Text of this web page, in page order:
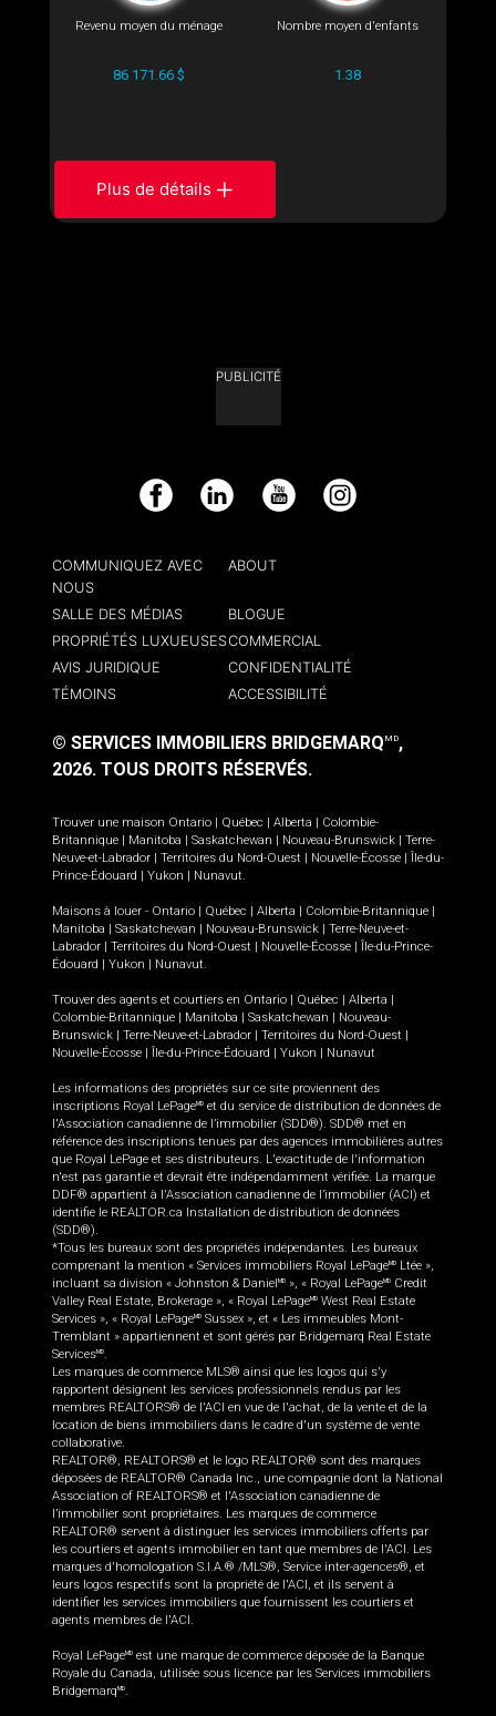
Revenu moyen du ménage
86 171.66 $
Nombre moyen d'enfants
1.38
Plus de détails
PUBLICITÉ
Facebook LinkedIn YouTube Instagram
COMMUNIQUEZ AVEC
NOUS
ABOUT
SALLE DES MÉDIAS
BLOGUE
PROPRIÉTÉS LUXUEUSESCOMMERCIAL
AVIS JURIDIQUE
CONFIDENTIALITÉ
TÉMOINS
ACCESSIBILITÉ
© SERVICES IMMOBILIERS BRIDGEMARQ MD,
2026. TOUS DROITS RÉSERVÉS.
Trouver une maison Ontario Québec Alberta
Colombie-
Britannique
Manitoba Saskatchewan Nouveau-Brunswick
Terre-
Neuve-et-Labrador
Territoires du Nord-Ouest Nouvelle-Écosse
Île-du-
Prince-Édouard
Yukon Nunavut.
Maisons à louer - Ontario Québec Alberta Colombie-Britannique
Manitoba
Saskatchewan Nouveau-Brunswick
Terre-Neuve-et-
Labrador
Territoires du Nord-Ouest Nouvelle-Écosse
Île-du-Prince-
Édouard
Yukon Nunavut.
Trouver des agents et courtiers en Ontario Québec Alberta
Colombie-Britannique
Manitoba Saskatchewan
Nouveau-
Brunswick
Terre-Neuve-et-Labrador Territoires du Nord-Ouest
Nouvelle-Écosse
Île-du-Prince-Édouard Yukon Nunavut
Les informations des propriétés sur ce site proviennent des
inscriptions Royal LePageMD et du service de distribution de données de
l'Association canadienne de l’immobilier (SDD®). SDD® met en
référence des inscriptions tenues par des agences immobilières autres
que Royal LePage et ses distributeurs. L'exactitude de l'information
n'est pas garantie et devrait être indépendamment vérifiée. La marque
DDF® appartient à l'Association canadienne de l’immobilier (ACI) et
identifie le REALTOR.ca Installation de distribution de données
(SDD®).
*Tous les bureaux sont des propriétés indépendantes. Les bureaux
comprenant la mention « Services immobiliers Royal LePageMD
Ltée »,
incluant sa division « Johnston & Daniel MD », « Royal LePageMD
Credit
Valley Real Estate, Brokerage », « Royal LePageMD West Real Estate
Services », « Royal LePageMD Sussex », et « Les immeubles Mont-
Tremblant » appartiennent et sont gérés par Bridgemarq Real Estate
ServicesMD.
Les marques de commerce MLS® ainsi que les logos qui s'y
rapportent désignent les services professionnels rendus par les
membres REALTORS® de l'ACI en vue de l'achat, de la vente et de la
location de biens immobiliers dans le cadre d'un système de vente
collaborative.
REALTOR®, REALTORS® et le logo REALTOR® sont des marques
déposées de REALTOR® Canada Inc., une compagnie dont la National
Association of REALTORS® et l'Association canadienne de
l’immobilier sont propriétaires. Les marques de commerce
REALTOR® servent à distinguer les services immobiliers offerts par
les courtiers et agents immobilier en tant que membres de l'ACI. Les
marques d'homologation S.I.A.® /MLS®, Service inter-agences®, et
leurs logos respectifs sont la propriété de l'ACI, et ils servent à
identifier les services immobiliers que fournissent les courtiers et
agents membres de l'ACI.
Royal LePageMD est une marque de commerce déposée de la Banque
Royale du Canada, utilisée sous licence par les Services immobiliers
BridgemarqMD.